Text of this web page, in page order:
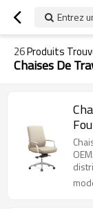
Entrez
26Produits
Chaises De